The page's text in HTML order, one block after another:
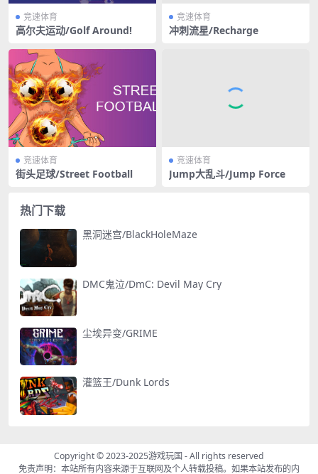
竞速体育
高尔夫运动/Golf Around!
竞速体育
冲刺流星/Recharge
竞速体育
街头足球/Street Football
竞速体育
Jump大乱斗/Jump Force
热门下载
黑洞迷宫/BlackHoleMaze
DMC鬼泣/DmC: Devil May Cry
尘埃异变/GRIME
灌篮王/Dunk Lords
Copyright © 2023-2025游戏玩国- All rights reserved
免责声明：本站所有内容来源于互联网及个人转载投稿。如果本站发布的内